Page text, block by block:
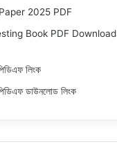
2025 PDF
Book PDF Download
লিংক
ডাউনলোড লিংক